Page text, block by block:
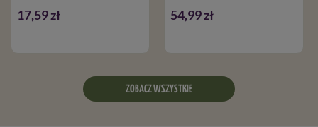
17,59 zł 54,99 zł
ZOBACZ WSZYSTKIE